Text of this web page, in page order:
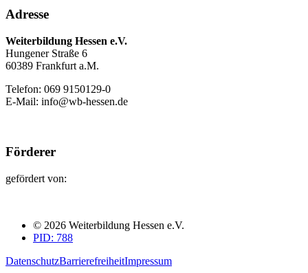
Adresse
Weiterbildung Hessen e.V.
Hungener Straße 6
60389 Frankfurt a.M.
Telefon: 069 9150129-0
E-Mail: info@wb-hessen.de
Förderer
gefördert von:
© 2026 Weiterbildung Hessen e.V.
PID: 788
DatenschutzBarrierefreiheitImpressum